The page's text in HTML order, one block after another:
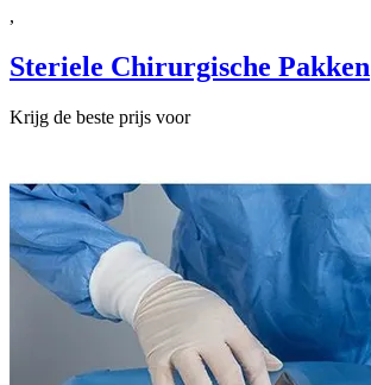
,
Steriele Chirurgische Pakken
Krijg de beste prijs voor